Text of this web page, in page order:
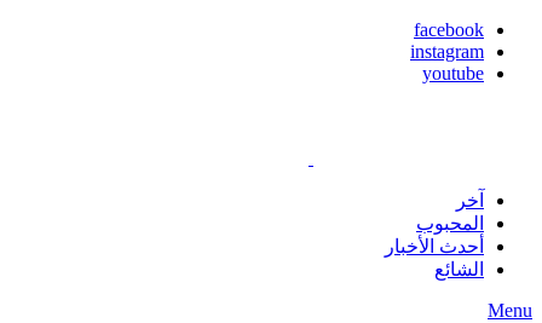
facebook
instagram
youtube
آخر
المحبوب
أحدث الأخبار
الشائع
Menu